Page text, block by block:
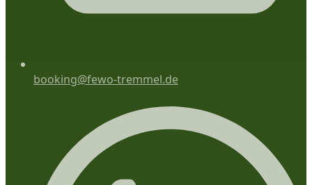
booking@fewo-tremmel.de